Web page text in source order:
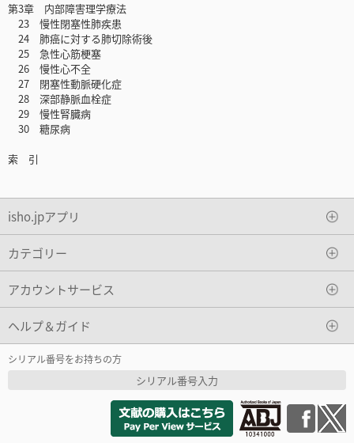
第3章 内部障害理学療法
23 慢性閉塞性肺疾患
24 肺癌に対する肺切除術後
25 急性心筋梗塞
26 慢性心不全
27 閉塞性動脈硬化症
28 深部静脈血栓症
29 慢性腎臓病
30 糖尿病
索 引
isho.jpアプリ
カテゴリー
アカウントサービス
ヘルプ＆ガイド
シリアル番号をお持ちの方
シリアル番号入力